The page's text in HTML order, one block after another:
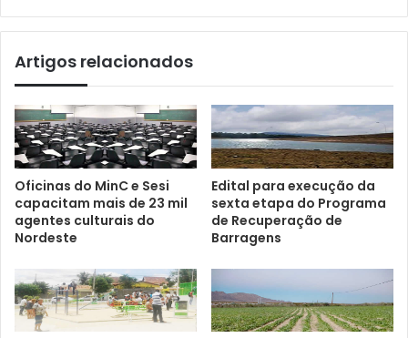
Artigos relacionados
Oficinas do MinC e Sesi
capacitam mais de 23 mil
agentes culturais do
Nordeste
Edital para execução da
sexta etapa do Programa
de Recuperação de
Barragens